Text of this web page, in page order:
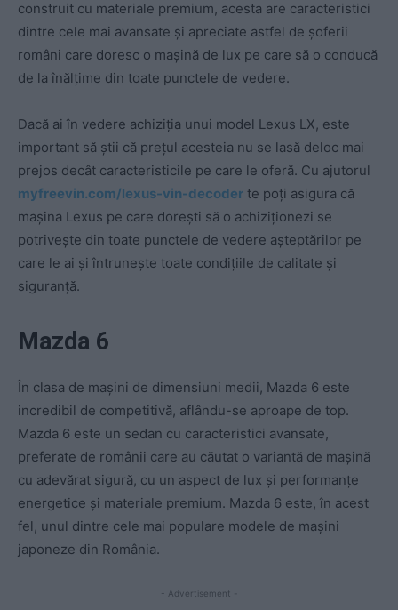
construit cu materiale premium, acesta are caracteristici
dintre cele mai avansate și apreciate astfel de șoferii
români care doresc o mașină de lux pe care să o conducă
de la înălțime din toate punctele de vedere.
Dacă ai în vedere achiziția unui model Lexus LX, este
important să știi că prețul acesteia nu se lasă deloc mai
prejos decât caracteristicile pe care le oferă. Cu ajutorul
myfreevin.com/lexus-vin-decoder te poți asigura că
mașina Lexus pe care dorești să o achiziționezi se
potrivește din toate punctele de vedere așteptărilor pe
care le ai și întrunește toate condițiile de calitate și
siguranță.
Mazda 6
În clasa de mașini de dimensiuni medii, Mazda 6 este
incredibil de competitivă, aflându-se aproape de top.
Mazda 6 este un sedan cu caracteristici avansate,
preferate de românii care au căutat o variantă de mașină
cu adevărat sigură, cu un aspect de lux și performanțe
energetice și materiale premium. Mazda 6 este, în acest
fel, unul dintre cele mai populare modele de mașini
japoneze din România.
- Advertisement -